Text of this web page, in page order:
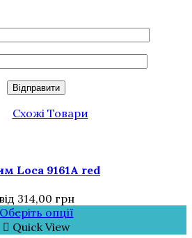
Схожі Товари
Loca 9161A red
від 314,00 грн
Оберіть опції
Quick View